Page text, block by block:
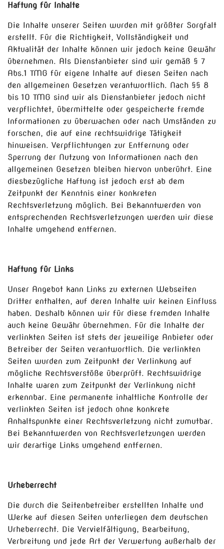
Haftung für Inhalte
Die Inhalte unserer Seiten wurden mit größter Sorgfalt
erstellt. Für die Richtigkeit, Vollständigkeit und
Aktualität der Inhalte können wir jedoch keine Gewähr
übernehmen. Als Dienstanbieter sind wir gemäß § 7
Abs.1 TMG für eigene Inhalte auf diesen Seiten nach
den allgemeinen Gesetzen verantwortlich. Nach §§ 8
bis 10 TMG sind wir als Dienstanbieter jedoch nicht
verpflichtet, übermittelte oder gespeicherte fremde
Informationen zu überwachen oder nach Umständen zu
forschen, die auf eine rechtswidrige Tätigkeit
hinweisen. Verpflichtungen zur Entfernung oder
Sperrung der Nutzung von Informationen nach den
allgemeinen Gesetzen bleiben hiervon unberührt. Eine
diesbezügliche Haftung ist jedoch erst ab dem
Zeitpunkt der Kenntnis einer konkreten
Rechtsverletzung möglich. Bei Bekanntwerden von
entsprechenden Rechtsverletzungen werden wir diese
Inhalte umgehend entfernen.
Haftung für Links
Unser Angebot kann Links zu externen Webseiten
Dritter enthalten, auf deren Inhalte wir keinen Einfluss
haben. Deshalb können wir für diese fremden Inhalte
auch keine Gewähr übernehmen. Für die Inhalte der
verlinkten Seiten ist stets der jeweilige Anbieter oder
Betreiber der Seiten verantwortlich. Die verlinkten
Seiten wurden zum Zeitpunkt der Verlinkung auf
mögliche Rechtsverstöße überprüft. Rechtswidrige
Inhalte waren zum Zeitpunkt der Verlinkung nicht
erkennbar. Eine permanente inhaltliche Kontrolle der
verlinkten Seiten ist jedoch ohne konkrete
Anhaltspunkte einer Rechtsverletzung nicht zumutbar.
Bei Bekanntwerden von Rechtsverletzungen werden
wir derartige Links umgehend entfernen.
Urheberrecht
Die durch die Seitenbetreiber erstellten Inhalte und
Werke auf diesen Seiten unterliegen dem deutschen
Urheberrecht. Die Vervielfältigung, Bearbeitung,
Verbreitung und jede Art der Verwertung außerhalb der